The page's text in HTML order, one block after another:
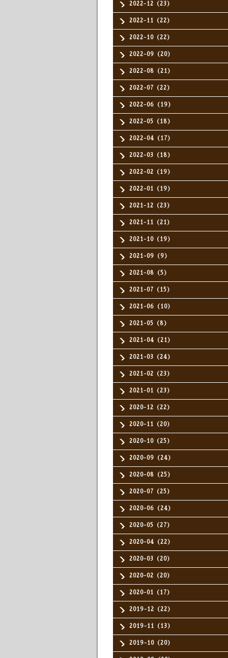
2022-12（23）
2022-11（22）
2022-10（22）
2022-09（20）
2022-08（21）
2022-07（22）
2022-06（19）
2022-05（18）
2022-04（17）
2022-03（18）
2022-02（19）
2022-01（19）
2021-12（23）
2021-11（21）
2021-10（19）
2021-09（9）
2021-08（5）
2021-07（15）
2021-06（10）
2021-05（8）
2021-04（21）
2021-03（24）
2021-02（23）
2021-01（23）
2020-12（22）
2020-11（20）
2020-10（25）
2020-09（24）
2020-08（25）
2020-07（25）
2020-06（24）
2020-05（27）
2020-04（22）
2020-03（20）
2020-02（20）
2020-01（17）
2019-12（22）
2019-11（13）
2019-10（20）